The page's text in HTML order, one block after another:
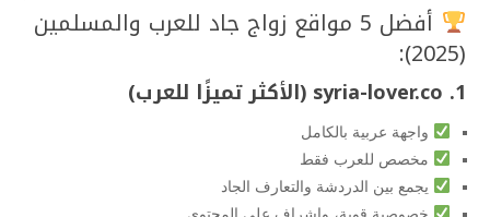
أفضل 5 مواقع زواج جاد للعرب والمسلمين
(2025):
1. syria-lover.co (الأكثر تميزًا للعرب)
واجهة عربية بالكامل
مخصص للعرب فقط
يجمع بين الدردشة والتعارف الجاد
خصوصية قوية، وإشراف على المحتوى